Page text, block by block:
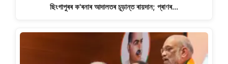
ছিংগাপুৰৰ ক'ৰনাৰ আদালতৰ চূড়ান্ত ৰায়দান; প্ৰাণৰ…